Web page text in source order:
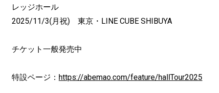
レッジホール
2025/11/3(月祝) 東京・LINE CUBE SHIBUYA
チケット一般発売中
特設ページ： https://abemao.com/feature/hallTour2025